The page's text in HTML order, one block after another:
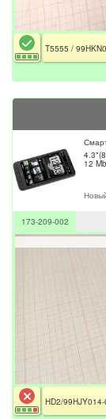
12
173-209-002